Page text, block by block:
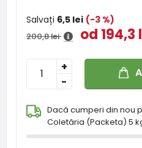
Salvați 6,5 lei (-3 %)
200,8 lei od 194,3
-
+
Dacă cumperi din nou
Coletăria (Packeta) 5